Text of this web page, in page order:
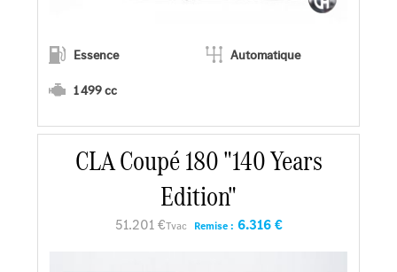
Essence
Automatique
1 499 cc
En savoir plus
Faire un essai
CLA Coupé 180 "140 Years
Edition"
51.201 €Tvac Remise : 6.316 €